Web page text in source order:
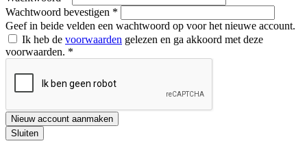
Wachtwoord bevestigen *
Geef in beide velden een wachtwoord op voor het nieuwe account.
Ik heb de voorwaarden gelezen en ga akkoord met deze
voorwaarden. *
Nieuw account aanmaken
Sluiten